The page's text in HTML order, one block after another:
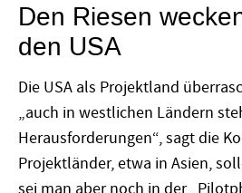
Den Riesen
den USA
Die USA als Projektland
„auch in westlichen Ländern
Herausforderungen“, sagt die
Projektländer, etwa in Asien,